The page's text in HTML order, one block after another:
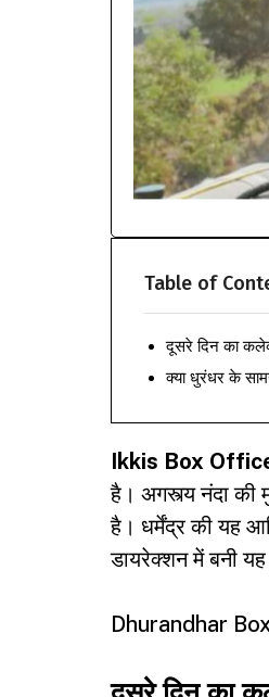
Table of
दूसरे दिन का
क्या धुरंधर के
Ikkis Box
है। अगस्त्य नंदा की
है। धर्मेंद्र की यह
डायरेक्शन में बनी
Dhurandhar